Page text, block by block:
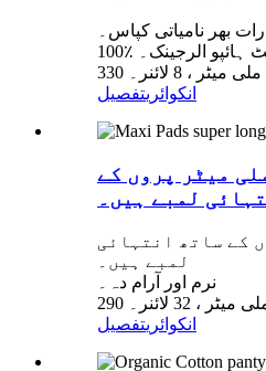
بھر نامیاتی کپاس۔
ہائپو الرجینک۔
330 ملی میٹر ، 8 لائنر۔
انکوائریتفصیل
پیڈ 290 ملی میٹر پروں کے
لمبے ہیں۔
کے ساتھ انتہائی
لمبے ہیں۔
نرم اور آرام دہ۔
ملی میٹر ، 32 لائنر۔
انکوائریتفصیل